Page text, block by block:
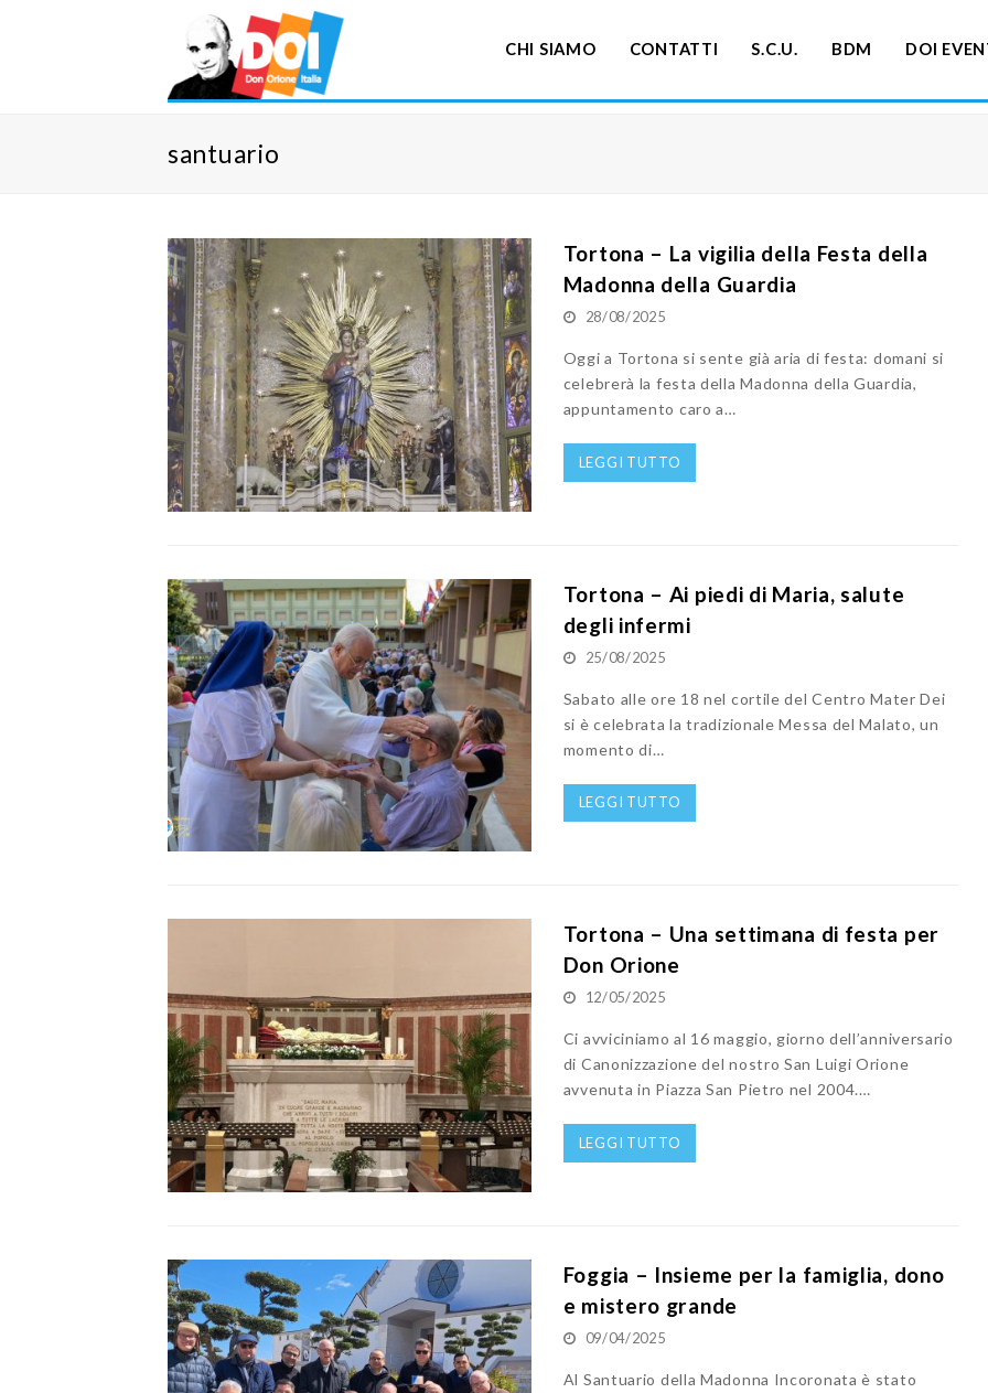
CHI SIAMO CONTATTI S.C.U. BDM DOI
santuario
Tortona – La vigilia della Festa della
Madonna della Guardia
28/08/2025
Oggi a Tortona si sente già aria di festa: domani si
celebrerà la festa della Madonna della Guardia,
appuntamento caro a…
LEGGI TUTTO
Tortona – Ai piedi di Maria, salute
degli infermi
25/08/2025
Sabato alle ore 18 nel cortile del Centro Mater Dei
si è celebrata la tradizionale Messa del Malato, un
momento di…
LEGGI TUTTO
Tortona – Una settimana di festa per
Don Orione
12/05/2025
Ci avviciniamo al 16 maggio, giorno dell’anniversario
di Canonizzazione del nostro San Luigi Orione
avvenuta in Piazza San Pietro nel 2004.…
LEGGI TUTTO
Foggia – Insieme per la famiglia, dono
e mistero grande
09/04/2025
Al Santuario della Madonna Incoronata è stato